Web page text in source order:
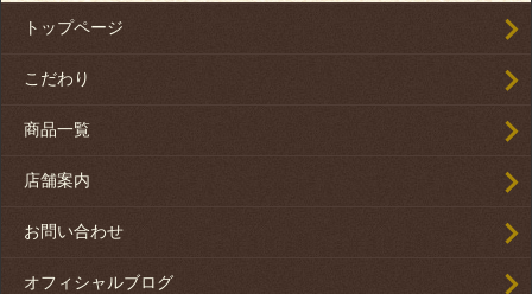
トップページ
こだわり
商品一覧
店舗案内
お問い合わせ
オフィシャルブログ